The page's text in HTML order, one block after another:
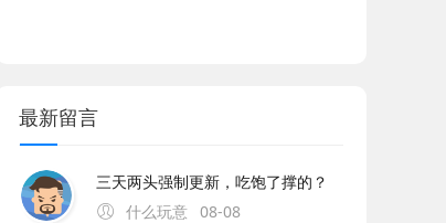
最新留言
三天两头强制更新，吃饱了撑的？
什么玩意 08-08